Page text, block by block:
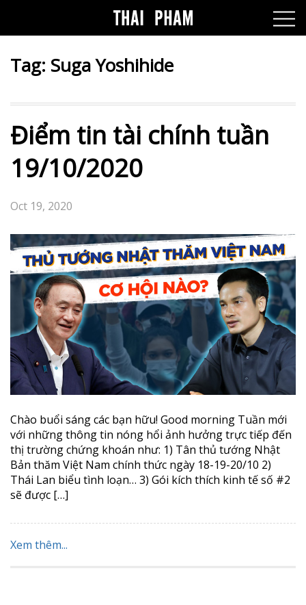
Tag: Suga Yoshihide
Điểm tin tài chính tuần
19/10/2020
Oct 19, 2020
Chào buổi sáng các bạn hữu! Good morning Tuần mới
với những thông tin nóng hổi ảnh hưởng trực tiếp đến
thị trường chứng khoán như: 1) Tân thủ tướng Nhật
Bản thăm Việt Nam chính thức ngày 18-19-20/10 2)
Thái Lan biểu tình loạn… 3) Gói kích thích kinh tế số #2
sẽ được […]
Xem thêm...